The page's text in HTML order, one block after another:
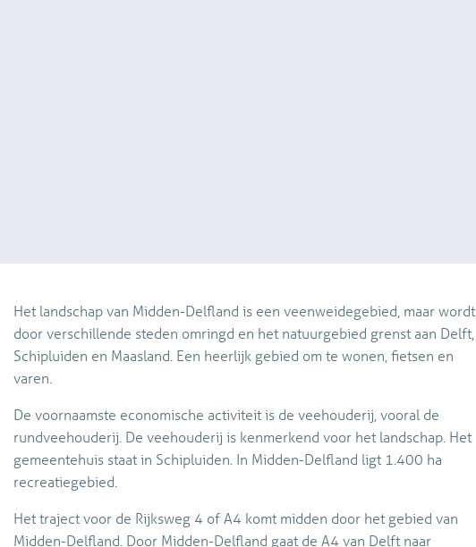
Het landschap van Midden-Delfland is een veenweidegebied, maar wordt
door verschillende steden omringd en het natuurgebied grenst aan Delft,
Schipluiden en Maasland. Een heerlijk gebied om te wonen, fietsen en
varen.
De voornaamste economische activiteit is de veehouderij, vooral de
rundveehouderij. De veehouderij is kenmerkend voor het landschap. Het
gemeentehuis staat in Schipluiden. In Midden-Delfland ligt 1.400 ha
recreatiegebied.
Het traject voor de Rijksweg 4 of A4 komt midden door het gebied van
Midden-Delfland. Door Midden-Delfland gaat de A4 van Delft naar